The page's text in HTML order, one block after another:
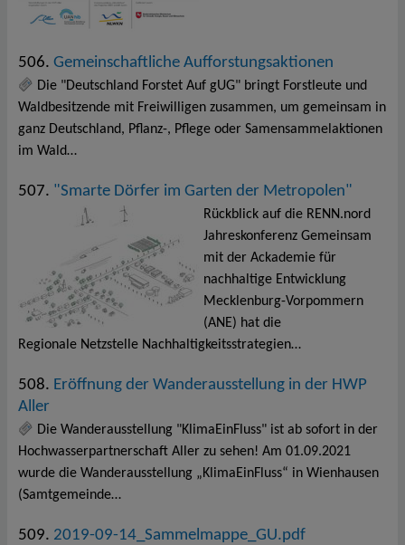
506. Gemeinschaftliche Aufforstungsaktionen
Die "Deutschland Forstet Auf gUG" bringt Forstleute und
Waldbesitzende mit Freiwilligen zusammen, um gemeinsam in
ganz Deutschland, Pflanz-, Pflege oder Samensammelaktionen
im Wald…
507. "Smarte Dörfer im Garten der Metropolen"
Rückblick auf die RENN.nord
Jahreskonferenz Gemeinsam
mit der Ackademie für
nachhaltige Entwicklung
Mecklenburg-Vorpommern
(ANE) hat die
Regionale Netzstelle Nachhaltigkeitsstrategien…
508. Eröffnung der Wanderausstellung in der HWP
Aller
Die Wanderausstellung "KlimaEinFluss" ist ab sofort in der
Hochwasserpartnerschaft Aller zu sehen! Am 01.09.2021
wurde die Wanderausstellung „KlimaEinFluss“ in Wienhausen
(Samtgemeinde…
509. 2019-09-14_Sammelmappe_GU.pdf